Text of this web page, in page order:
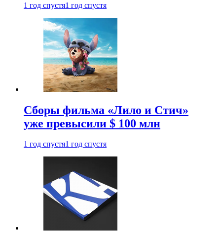
1 год спустя1 год спустя
Сборы фильма «Лило и Стич»
уже превысили $ 100 млн
1 год спустя1 год спустя